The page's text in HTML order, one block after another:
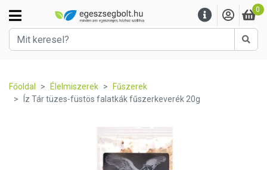
0
Főoldal Élelmiszerek
Fűszerek
Íz Tár tüzes-füstös falatkák fűszerkeverék 20g